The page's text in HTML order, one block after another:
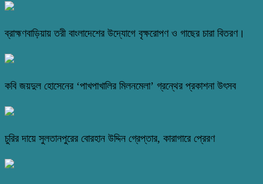
ব্রাহ্মণবাড়িয়ায় তরী বাংলাদেশের উদ্যোগে বৃক্ষরোপণ ও গাছের চারা বিতরণ।
কবি জয়দুল হোসেনের ‘পাখপাখালির মিলনমেলা’ গ্রন্থের প্রকাশনা উৎসব
চুরির দায়ে সুলতানপুরের বোরহান উদ্দিন গ্রেপ্তার, কারাগারে প্রেরণ